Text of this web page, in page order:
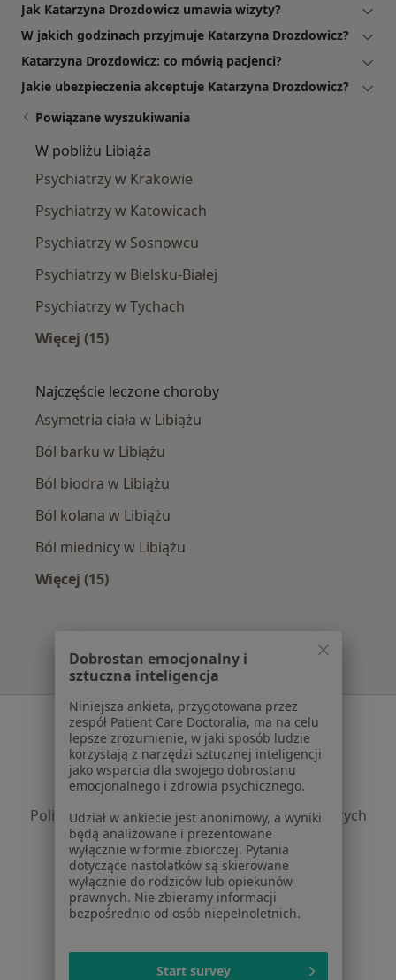
Jak Katarzyna Drozdowicz umawia wizyty?
W jakich godzinach przyjmuje Katarzyna Drozdowicz?
Katarzyna Drozdowicz: co mówią pacjenci?
Jakie ubezpieczenia akceptuje Katarzyna Drozdowicz?
Powiązane wyszukiwania
W pobliżu Libiąża
Psychiatrzy w Krakowie
Psychiatrzy w Katowicach
Psychiatrzy w Sosnowcu
Psychiatrzy w Bielsku-Białej
Psychiatrzy w Tychach
Więcej (15)
Najczęście leczone choroby
Asymetria ciała w Libiążu
Ból barku w Libiążu
Ból biodra w Libiążu
Ból kolana w Libiążu
Ból miednicy w Libiążu
Więcej (15)
Serwis
Regulamin
Polityka prywatności pacjentów
Polityka prywatności profesjonalistów
Polityka prywatności dla profesjonalistów, których
dane pozyskaliśmy samodzielnie
Polityka cookies
Jak działają wyniki wyszukiwania
Dostępność
O nas
Partnerzy
Dobrostan emocjonalny i
sztuczna inteligencja
Niniejsza ankieta, przygotowana przez
zespół Patient Care Doctoralia, ma na celu
lepsze zrozumienie, w jaki sposób ludzie
korzystają z narzędzi sztucznej inteligencji
jako wsparcia dla swojego dobrostanu
emocjonalnego i zdrowia psychicznego.
Udział w ankiecie jest anonimowy, a wyniki
będą analizowane i prezentowane
wyłącznie w formie zbiorczej. Pytania
dotyczące nastolatków są skierowane
wyłącznie do rodziców lub opiekunów
prawnych. Nie zbieramy informacji
bezpośrednio od osób niepełnoletnich.
Start survey